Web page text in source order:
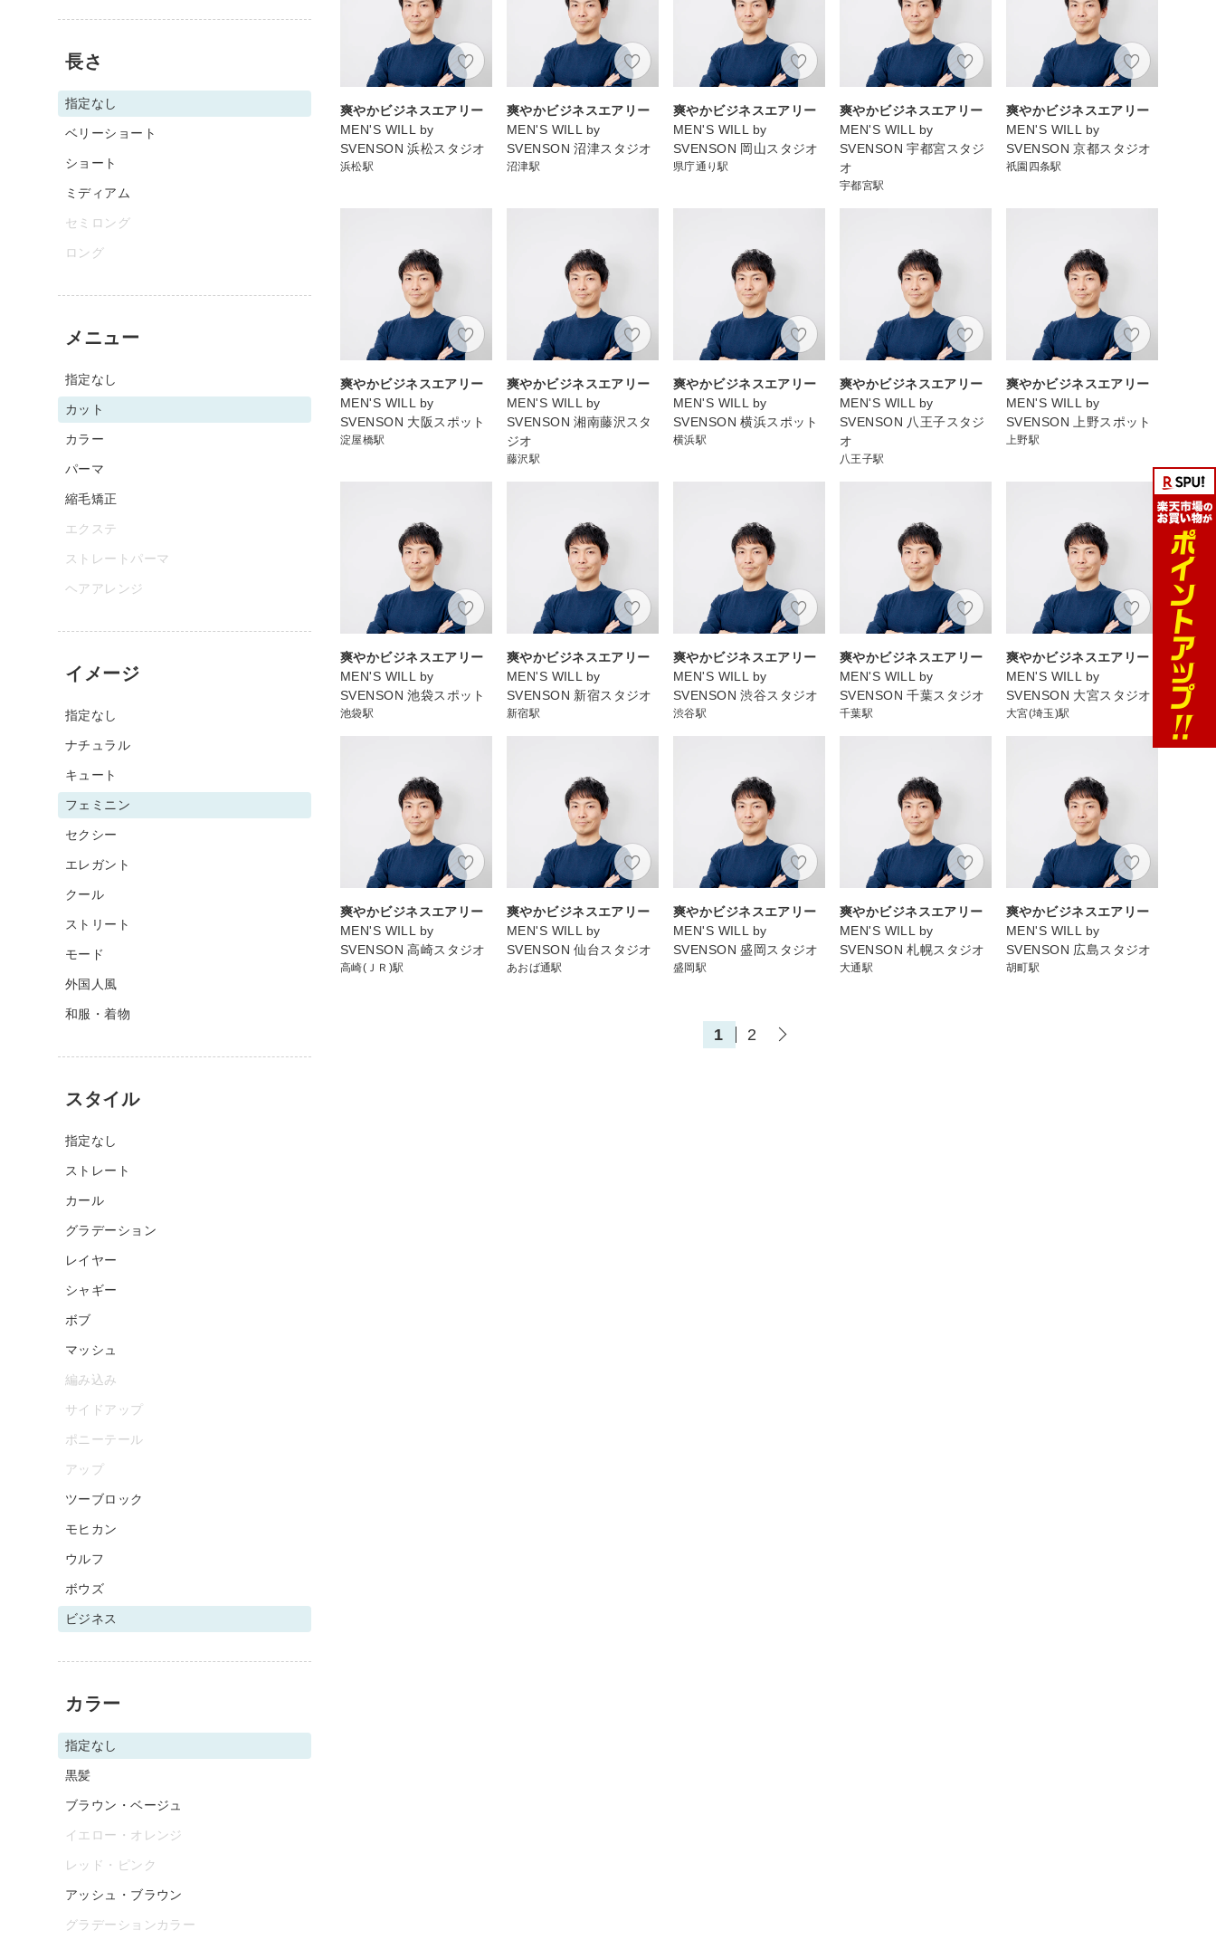
爽やかビジネスエアリー
MEN'S WILL by
SVENSON 浜松スタジオ
浜松駅
爽やかビジネスエアリー
MEN'S WILL by
SVENSON 沼津スタジオ
沼津駅
爽やかビジネスエアリー
MEN'S WILL by
SVENSON 岡山スタジオ
県庁通り駅
爽やかビジネスエアリー
MEN'S WILL by
SVENSON 宇都宮スタジ
オ
宇都宮駅
爽やかビジネスエアリー
MEN'S WILL by
SVENSON 京都スタジオ
祇園四条駅
爽やかビジネスエアリー
MEN'S WILL by
SVENSON 大阪スポット
淀屋橋駅
爽やかビジネスエアリー
MEN'S WILL by
SVENSON 湘南藤沢スタ
ジオ
藤沢駅
爽やかビジネスエアリー
MEN'S WILL by
SVENSON 横浜スポット
横浜駅
爽やかビジネスエアリー
MEN'S WILL by
SVENSON 八王子スタジ
オ
八王子駅
爽やかビジネスエアリー
MEN'S WILL by
SVENSON 上野スポット
上野駅
爽やかビジネスエアリー
MEN'S WILL by
SVENSON 池袋スポット
池袋駅
爽やかビジネスエアリー
MEN'S WILL by
SVENSON 新宿スタジオ
新宿駅
爽やかビジネスエアリー
MEN'S WILL by
SVENSON 渋谷スタジオ
渋谷駅
爽やかビジネスエアリー
MEN'S WILL by
SVENSON 千葉スタジオ
千葉駅
爽やかビジネスエアリー
MEN'S WILL by
SVENSON 大宮スタジオ
大宮(埼玉)駅
爽やかビジネスエアリー
MEN'S WILL by
SVENSON 高崎スタジオ
高崎(ＪＲ)駅
爽やかビジネスエアリー
MEN'S WILL by
SVENSON 仙台スタジオ
あおば通駅
爽やかビジネスエアリー
MEN'S WILL by
SVENSON 盛岡スタジオ
盛岡駅
爽やかビジネスエアリー
MEN'S WILL by
SVENSON 札幌スタジオ
大通駅
爽やかビジネスエアリー
MEN'S WILL by
SVENSON 広島スタジオ
胡町駅
1 2
長さ
指定なし
ベリーショート
ショート
ミディアム
セミロング
ロング
メニュー
指定なし
カット
カラー
パーマ
縮毛矯正
エクステ
ストレートパーマ
ヘアアレンジ
イメージ
指定なし
ナチュラル
キュート
フェミニン
セクシー
エレガント
クール
ストリート
モード
外国人風
和服・着物
スタイル
指定なし
ストレート
カール
グラデーション
レイヤー
シャギー
ボブ
マッシュ
編み込み
サイドアップ
ポニーテール
アップ
ツーブロック
モヒカン
ウルフ
ボウズ
ビジネス
カラー
指定なし
黒髪
ブラウン・ベージュ
イエロー・オレンジ
レッド・ピンク
アッシュ・ブラウン
グラデーションカラー